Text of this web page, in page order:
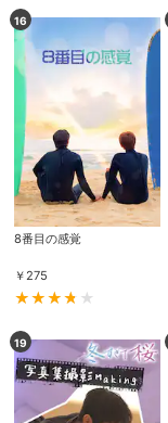
購入履歴
お気に入り
視聴年齢制限
16
8番目の感覚
￥ 275
19